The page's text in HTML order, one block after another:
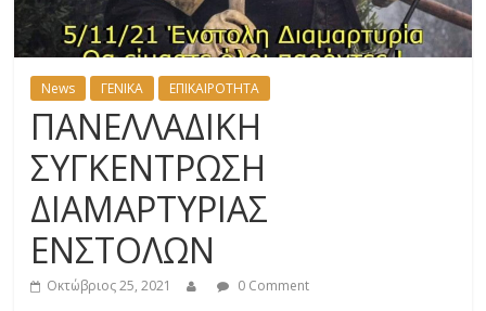
News ΓΕΝΙΚΑ ΕΠΙΚΑΙΡΟΤΗΤΑ
ΠΑΝΕΛΛΑΔΙΚΗ
ΣΥΓΚΕΝΤΡΩΣΗ
ΔΙΑΜΑΡΤΥΡΙΑΣ
ΕΝΣΤΟΛΩΝ
Οκτώβριος 25, 2021 0 Comment